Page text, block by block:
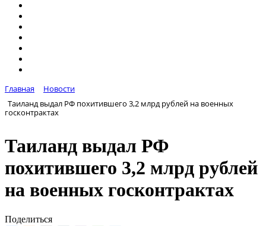
Главная
Новости
Таиланд выдал РФ похитившего 3,2 млрд рублей на военных
госконтрактах
Таиланд выдал РФ
похитившего 3,2 млрд рублей
на военных госконтрактах
Поделиться